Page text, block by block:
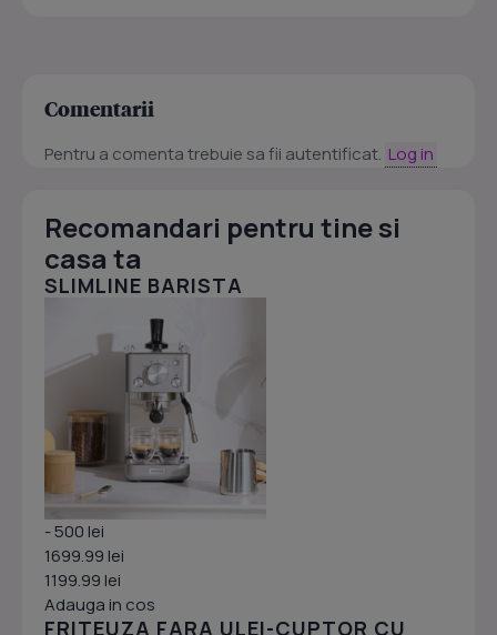
Comentarii
Pentru a comenta trebuie sa fii autentificat. Log in
Recomandari pentru tine si
casa ta
SLIMLINE BARISTA
- 500 lei
1699.99 lei
1199.99 lei
Adauga in cos
FRITEUZA FARA ULEI-CUPTOR CU